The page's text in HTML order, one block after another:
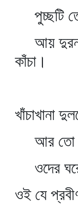
পুচ্ছটি
আয়
কাঁচা।
খাঁচাখানা
আর তো
ওদের
ওই যে